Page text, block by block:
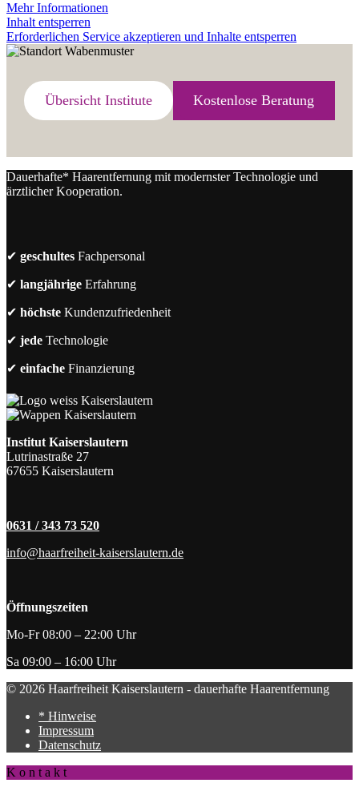
Mehr Informationen
Inhalt entsperren
Erforderlichen Service akzeptieren und Inhalte entsperren
Übersicht Institute Kostenlose Beratung
Dauerhafte* Haarentfernung mit modernster Technologie und
ärztlicher Kooperation.
✔ geschultes Fachpersonal
✔ langjährige Erfahrung
✔ höchste Kundenzufriedenheit
✔ jede Technologie
✔ einfache Finanzierung
Institut Kaiserslautern
Lutrinastraße 27
67655 Kaiserslautern
0631 / 343 73 520
info@haarfreiheit-kaiserslautern.de
Öffnungszeiten
Mo-Fr 08:00 – 22:00 Uhr
Sa 09:00 – 16:00 Uhr
© 2026 Haarfreiheit Kaiserslautern - dauerhafte Haarentfernung
* Hinweise
Impressum
Datenschutz
K o n t a k t